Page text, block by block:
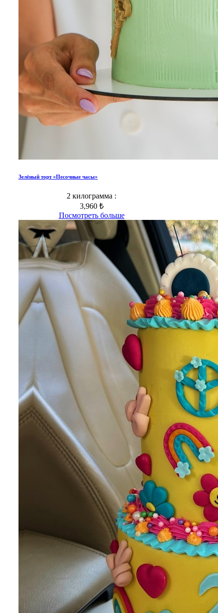
Зелёный торт «Песочные часы»
2 килограмма :
3,960 ₺
Посмотреть больше